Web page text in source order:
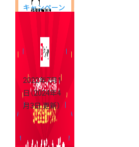
キャンペーン
2022年7月1
日 （2024年4
月3日 更新）